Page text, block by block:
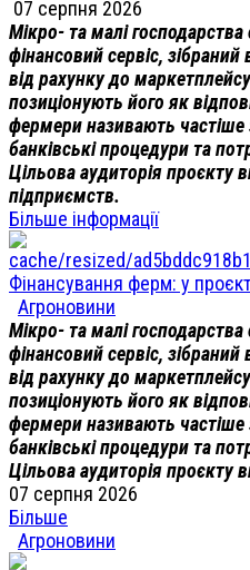
07 серпня 2026
Мікро- та малі
фінансовий сервіс,
від рахунку до
позиціонують його як
фермери називають частіше
банківські процедури та
Цільова аудиторія проєкту
підприємств.
Більше інформації
Фінансування ферм: у
Агроновини
Мікро- та малі
фінансовий сервіс,
від рахунку до
позиціонують його як
фермери називають частіше
банківські процедури та
Цільова аудиторія проєкту
07 серпня 2026
Більше
Агроновини